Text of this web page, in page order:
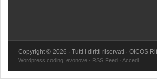
Copyright © 2026 · Tutti i diritti riservati · OICOS
Wordpress coding: evonove · RSS Feed · Accedi